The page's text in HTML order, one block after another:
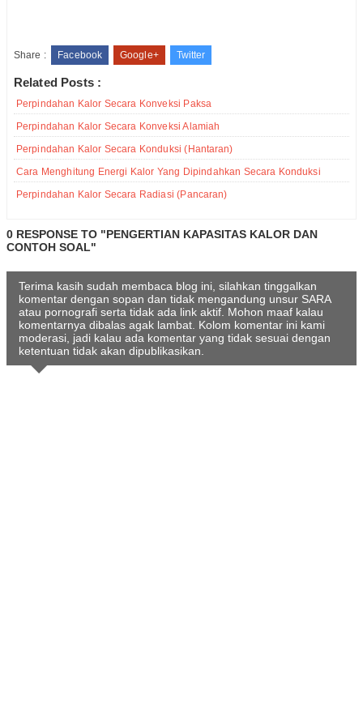
Share : Facebook Google+ Twitter
Related Posts :
Perpindahan Kalor Secara Konveksi Paksa
Perpindahan Kalor Secara Konveksi Alamiah
Perpindahan Kalor Secara Konduksi (Hantaran)
Cara Menghitung Energi Kalor Yang Dipindahkan Secara Konduksi
Perpindahan Kalor Secara Radiasi (Pancaran)
0 RESPONSE TO "PENGERTIAN KAPASITAS KALOR DAN
CONTOH SOAL"
Terima kasih sudah membaca blog ini, silahkan tinggalkan
komentar dengan sopan dan tidak mengandung unsur SARA
atau pornografi serta tidak ada link aktif. Mohon maaf kalau
komentarnya dibalas agak lambat. Kolom komentar ini kami
moderasi, jadi kalau ada komentar yang tidak sesuai dengan
ketentuan tidak akan dipublikasikan.